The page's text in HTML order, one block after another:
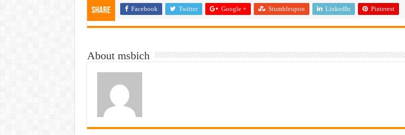
Share Facebook Twitter Google + Stumbleupon LinkedIn Pinterest
About msbich